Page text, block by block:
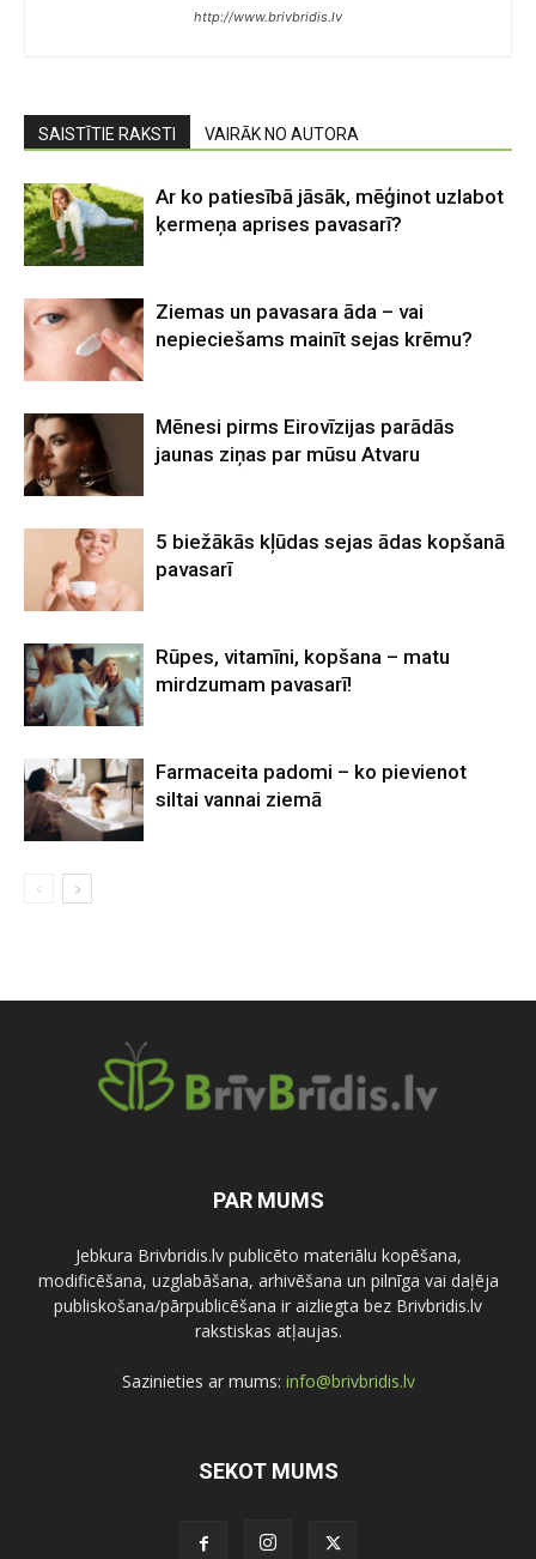
http://www.brivbridis.lv
SAISTĪTIE RAKSTI VAIRĀK NO AUTORA
Ar ko patiesībā jāsāk, mēģinot uzlabot
ķermeņa aprises pavasarī?
Ziemas un pavasara āda – vai
nepieciešams mainīt sejas krēmu?
Mēnesi pirms Eirovīzijas parādās
jaunas ziņas par mūsu Atvaru
5 biežākās kļūdas sejas ādas kopšanā
pavasarī
Rūpes, vitamīni, kopšana – matu
mirdzumam pavasarī!
Farmaceita padomi – ko pievienot
siltai vannai ziemā
PAR MUMS
Jebkura Brivbridis.lv publicēto materiālu kopēšana,
modificēšana, uzglabāšana, arhivēšana un pilnīga vai daļēja
publiskošana/pārpublicēšana ir aizliegta bez Brivbridis.lv
rakstiskas atļaujas.
Sazinieties ar mums: info@brivbridis.lv
SEKOT MUMS